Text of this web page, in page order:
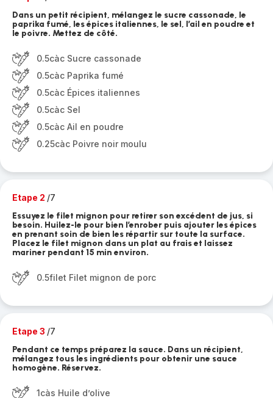
Dans un petit récipient, mélangez le sucre cassonade, le
paprika fumé, les épices italiennes, le sel, l’ail en poudre et
le poivre. Mettez de côté.
0.5càc Sucre cassonade
0.5càc Paprika fumé
0.5càc Épices italiennes
0.5càc Sel
0.5càc Ail en poudre
0.25càc Poivre noir moulu
Etape 2 /7
Essuyez le filet mignon pour retirer son excédent de jus, si
besoin. Huilez-le pour bien l’enrober puis ajouter les épices
en prenant soin de bien les répartir sur toute la surface.
Placez le filet mignon dans un plat au frais et laissez
mariner pendant 15 min environ.
0.5filet Filet mignon de porc
Etape 3 /7
Pendant ce temps préparez la sauce. Dans un récipient,
mélangez tous les ingrédients pour obtenir une sauce
homogène. Réservez.
1càs Huile d’olive